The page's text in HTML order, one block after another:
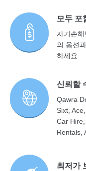
모두 포
자기손
의 옵션
하세요
신뢰할
Qawra
Sixt,
Car
Rentals,
최저가